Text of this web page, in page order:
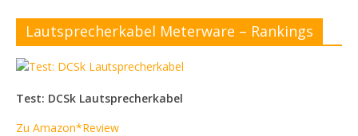
Lautsprecherkabel Meterware – Rankings
Test: DCSk Lautsprecherkabel
Zu Amazon*Review